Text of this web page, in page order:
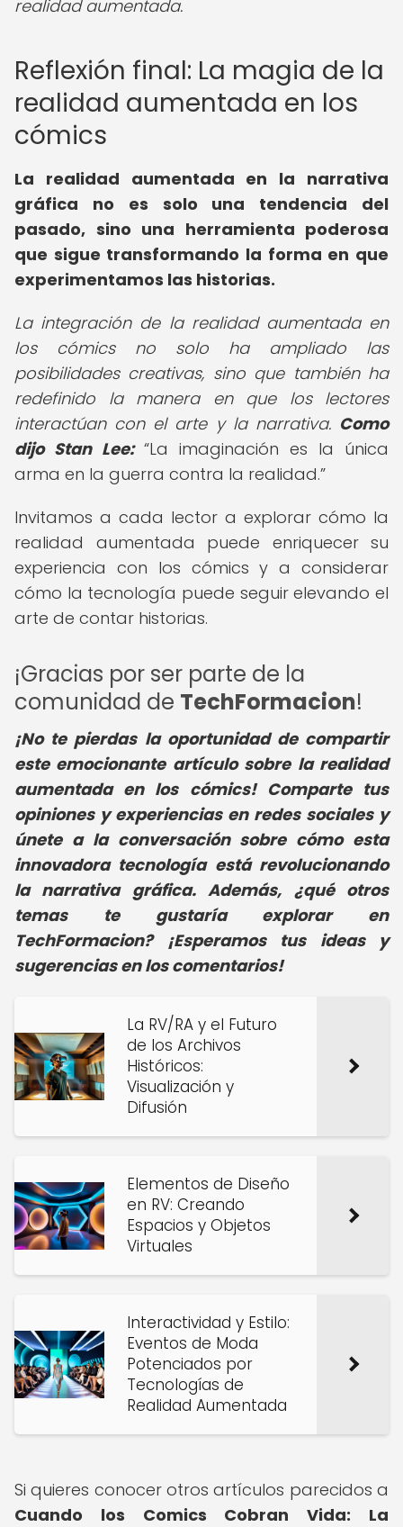
realidad aumentada.
Reflexión final: La magia de la
realidad aumentada en los
cómics
La realidad aumentada en la narrativa
gráfica no es solo una tendencia del
pasado, sino una herramienta poderosa
que sigue transformando la forma en que
experimentamos las historias.
La integración de la realidad aumentada en
los cómics no solo ha ampliado las
posibilidades creativas, sino que también ha
redefinido la manera en que los lectores
interactúan con el arte y la narrativa. Como
dijo Stan Lee:
La imaginación es la única
arma en la guerra contra la realidad.
Invitamos a cada lector a explorar cómo la
realidad aumentada puede enriquecer su
experiencia con los cómics y a considerar
cómo la tecnología puede seguir elevando el
arte de contar historias.
¡Gracias por ser parte de la
comunidad de TechFormacion!
¡No te pierdas la oportunidad de compartir
este emocionante artículo sobre la realidad
aumentada en los cómics! Comparte tus
opiniones y experiencias en redes sociales y
únete a la conversación sobre cómo esta
innovadora tecnología está revolucionando
la narrativa gráfica. Además, ¿qué otros
temas te gustaría explorar en
TechFormacion? ¡Esperamos tus ideas y
sugerencias en los comentarios!
La RV/RA y el Futuro
de los Archivos
Históricos:
Visualización y
Difusión
Elementos de Diseño
en RV: Creando
Espacios y Objetos
Virtuales
Interactividad y Estilo:
Eventos de Moda
Potenciados por
Tecnologías de
Realidad Aumentada
Si quieres conocer otros artículos parecidos a
Cuando los Comics Cobran Vida: La